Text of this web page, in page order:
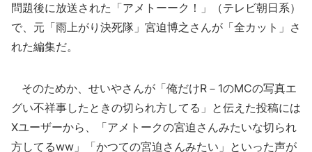
問題後に放送された「アメトーーク！」（テレビ朝日系）
で、元「雨上がり決死隊」宮迫博之さんが「全カット」さ
れた編集だ。
そのためか、せいやさんが「俺だけR－1のMCの写真エ
グい不祥事したときの切られ方してる」と伝えた投稿には
Xユーザーから、「アメトークの宮迫さんみたいな切られ
方してるww」「かつての宮迫さんみたい」といった声が